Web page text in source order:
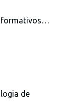
formativos…
de